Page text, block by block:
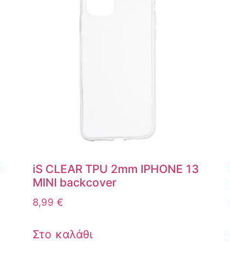
iS CLEAR TPU 2mm IPHONE 13
MINI backcover
8,99€
Στο καλάθι